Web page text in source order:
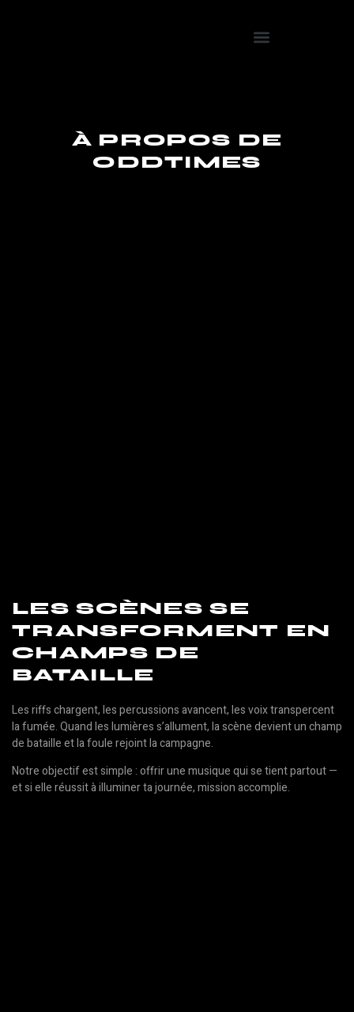
À PROPOS DE
ODDTIMES
LES SCÈNES SE
TRANSFORMENT EN
CHAMPS DE
BATAILLE
Les riffs chargent, les percussions avancent, les voix transpercent
la fumée. Quand les lumières s’allument, la scène devient un champ
de bataille et la foule rejoint la campagne.
Notre objectif est simple : offrir une musique qui se tient partout —
et si elle réussit à illuminer ta journée, mission accomplie.